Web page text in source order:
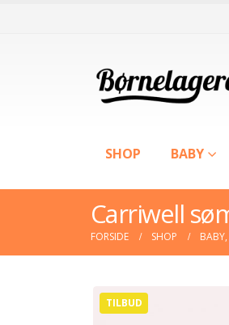
SHOP BABY
Carriwell
FORSIDE SHOP BABY,
TILBUD